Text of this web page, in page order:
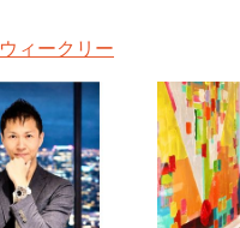
ウィークリー